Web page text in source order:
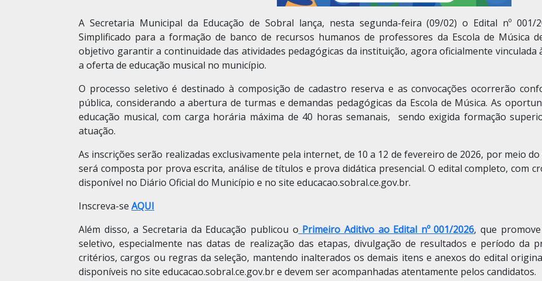
A Secretaria Municipal da Educação de Sobral lança, nesta segunda-feira (09/02) o Edital nº
Simplificado para a formação de banco de recursos humanos de professores da Escola de Música
objetivo garantir a continuidade das atividades pedagógicas da instituição, agora oficialmente vinculada
a oferta de educação musical no município.
O processo seletivo é destinado à composição de cadastro reserva e as convocações ocorrerão
pública, considerando a abertura de turmas e demandas pedagógicas da Escola de Música. As
educação musical, com carga horária máxima de 40 horas semanais, sendo exigida formação
atuação.
As inscrições serão realizadas exclusivamente pela internet, de 10 a 12 de fevereiro de 2026, por meio do
será composta por prova escrita, análise de títulos e prova didática presencial. O edital completo, com
disponível no Diário Oficial do Município e no site educacao.sobral.ce.gov.br.
Inscreva-se AQUI
Além disso, a Secretaria da Educação publicou o Primeiro Aditivo ao Edital nº 001/2026, que
seletivo, especialmente nas datas de realização das etapas, divulgação de resultados e período da
critérios, cargos ou regras da seleção, mantendo inalterados os demais itens e anexos do edital
disponíveis no site educacao.sobral.ce.gov.br e devem ser acompanhadas atentamente pelos candidatos.